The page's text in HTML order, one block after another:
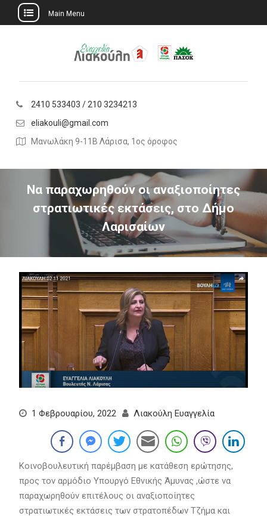
Main Menu
2410 533403 / 210 3234213
eliakouli@gmail.com
Μανωλάκη 9-11Β Λάρισα, 1ος όροφος
Να παραχωρηθούν οι αναξιοποίητες
στρατιωτικές εκτάσεις, στο Δήμο
Λαρισαίων
1 Φεβρουαρίου, 2022 Λιακούλη Ευαγγελία
Κοινοβουλευτική παρέμβαση με κατάθεση ερώτησης,
προς τον αρμόδιο Υπουργό Εθνικής Άμυνας ,ώστε να
παραχωρηθούν επιτέλους οι αναξιοποίητες
στρατιωτικές εκτάσεις των στρατοπέδων Τζήμα και